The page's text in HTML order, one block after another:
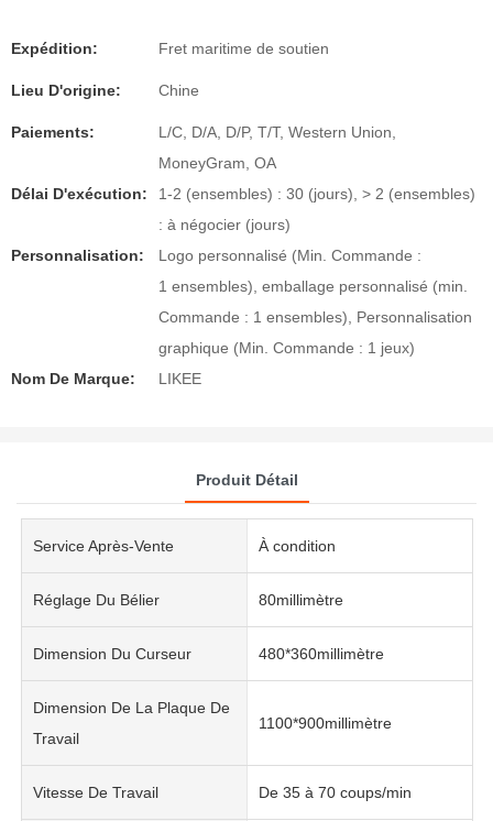
Expédition: Fret maritime de soutien
Lieu D'origine: Chine
Paiements:
L/C, D/A, D/P, T/T, Western Union,
MoneyGram, OA
Délai D'exécution:
1-2 (ensembles) : 30 (jours), > 2 (ensembles)
: à négocier (jours)
Personnalisation:
Logo personnalisé (Min. Commande :
1 ensembles), emballage personnalisé (min.
Commande : 1 ensembles), Personnalisation
graphique (Min. Commande : 1 jeux)
Nom De Marque:
LIKEE
Produit Détail
Service Après-Vente À condition
Réglage Du Bélier 80millimètre
Dimension Du Curseur 480*360millimètre
Dimension De La Plaque De
Travail
1100*900millimètre
Vitesse De Travail De 35 à 70 coups/min